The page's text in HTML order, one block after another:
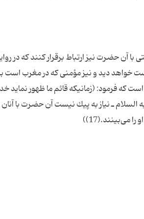
آن حضرت نیز ارتباط برقرار كنند كه در
خواهد دید و نیز مؤمنی كه در مغرب است
السلام ـ است كه فرمود: (زمانیكه قائم ما ظهور نماید
السلام ـ نیاز به پیك نیست آن حضرت با